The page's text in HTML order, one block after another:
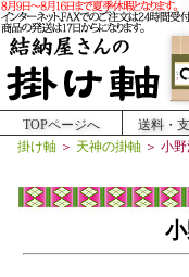
TOPページへ 送料・
掛け軸 ＞ 天神の掛軸 ＞ 小